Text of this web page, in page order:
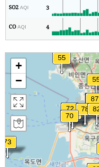
SO2AQI 3
COAQI 4
+
−